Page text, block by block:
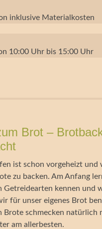
inklusive Materialkosten
10:00 Uhr bis 15:00 Uhr
Brot –
ist schon vorgeheizt und
zu backen. Am Anfang
Getreidearten kennen und
für unser eigenes Brot
Brote schmecken natürlich
am allerbesten.